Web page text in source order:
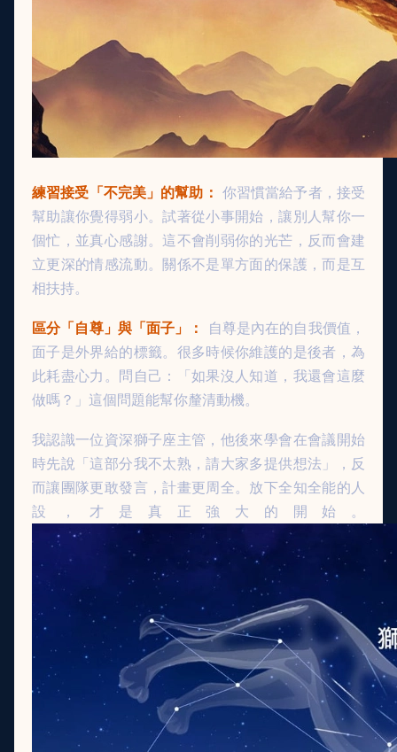
練習接受「不完美」的幫助： 你習慣當給予者，接受
幫助讓你覺得弱小。試著從小事開始，讓別人幫你一
個忙，並真心感謝。這不會削弱你的光芒，反而會建
立更深的情感流動。關係不是單方面的保護，而是互
相扶持。
區分「自尊」與「面子」：
自尊是內在的自我價值，
面子是外界給的標籤。很多時候你維護的是後者，為
此耗盡心力。問自己：「如果沒人知道，我還會這麼
做嗎？」這個問題能幫你釐清動機。
我認識一位資深獅子座主管，他後來學會在會議開始
時先說「這部分我不太熟，請大家多提供想法」，反
而讓團隊更敢發言，計畫更周全。放下全知全能的人
設，才是真正強大的開始。